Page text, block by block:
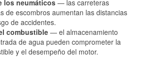
los neumáticos — las carreteras
de escombros aumentan las distancias
de accidentes.
combustible— el almacenamiento
de agua pueden comprometer la
y el desempeño del motor.